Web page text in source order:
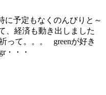
に予定もなくのんびりと～
、経済も動き出しました
って。。。 greenが好き
・・・